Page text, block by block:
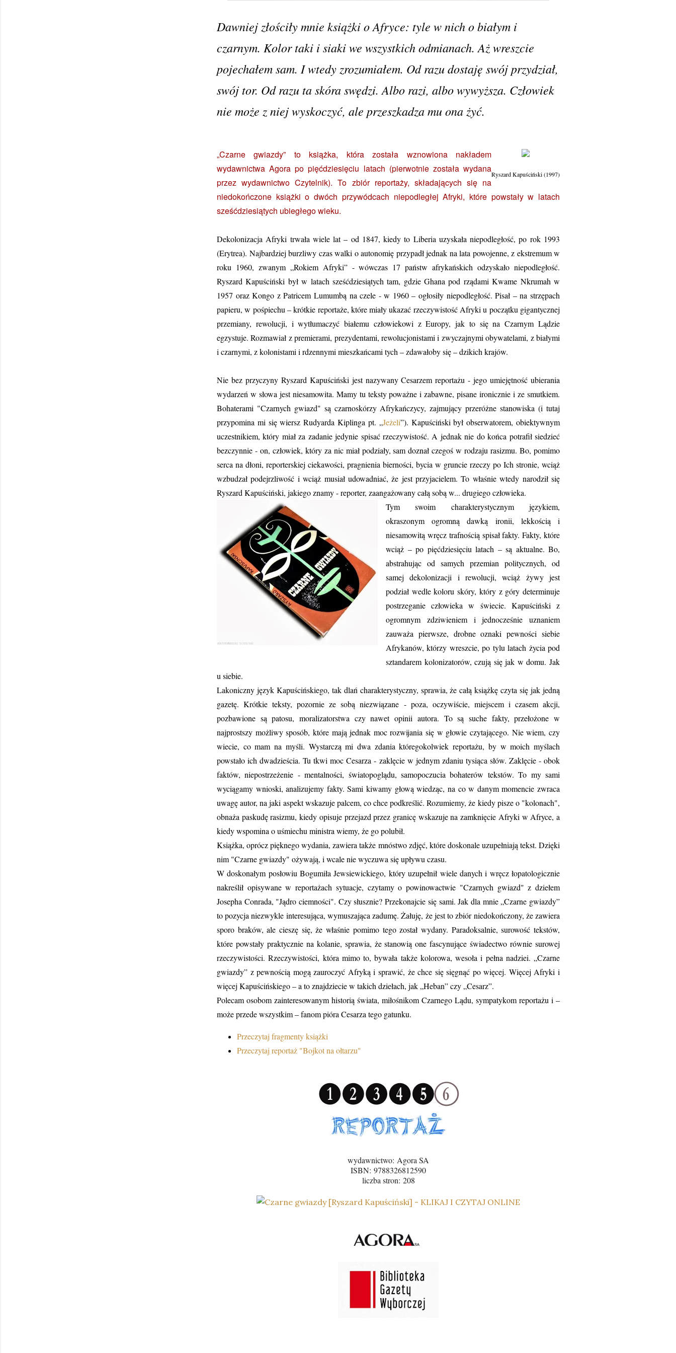
Dawniej złościły mnie książki o Afryce: tyle w nich o białym i
czarnym. Kolor taki i siaki we wszystkich odmianach. Aż wreszcie
pojechałem sam. I wtedy zrozumiałem. Od razu dostaję swój przydział,
swój tor. Od razu ta skóra swędzi. Albo razi, albo wywyższa. Człowiek
nie może z niej wyskoczyć, ale przeszkadza mu ona żyć.
Ryszard Kapuściński (1997)
„Czarne gwiazdy” to książka, która została wznowiona nakładem
wydawnictwa Agora po pięćdziesięciu latach (pierwotnie została wydana
przez wydawnictwo Czytelnik). To zbiór reportaży, składających się na
niedokończone książki o dwóch przywódcach niepodległej Afryki, które powstały w latach
sześćdziesiątych ubiegłego wieku.
Dekolonizacja Afryki trwała wiele lat – od 1847, kiedy to Liberia uzyskała niepodległość, po rok 1993
(Erytrea). Najbardziej burzliwy czas walki o autonomię przypadł jednak na lata powojenne, z ekstremum w
roku 1960, zwanym „Rokiem Afryki” - wówczas 17 państw afrykańskich odzyskało niepodległość.
Ryszard Kapuściński był w latach sześćdziesiątych tam, gdzie Ghana pod rządami Kwame Nkrumah w
1957 oraz Kongo z Patricem Lumumbą na czele - w 1960 – ogłosiły niepodległość. Pisał – na strzępach
papieru, w pośpiechu – krótkie reportaże, które miały ukazać rzeczywistość Afryki u początku gigantycznej
przemiany, rewolucji, i wytłumaczyć białemu człowiekowi z Europy, jak to się na Czarnym Lądzie
egzystuje. Rozmawiał z premierami, prezydentami, rewolucjonistami i zwyczajnymi obywatelami, z białymi
i czarnymi, z kolonistami i rdzennymi mieszkańcami tych – zdawałoby się – dzikich krajów.
Nie bez przyczyny Ryszard Kapuściński jest nazywany Cesarzem reportażu - jego umiejętność ubierania
wydarzeń w słowa jest niesamowita. Mamy tu teksty poważne i zabawne, pisane ironicznie i ze smutkiem.
Bohaterami "Czarnych gwiazd" są czarnoskórzy Afrykańczycy, zajmujący przeróżne stanowiska (i tutaj
przypomina mi się wiersz Rudyarda Kiplinga pt. „Jeżeli”). Kapuściński był obserwatorem, obiektywnym
uczestnikiem, który miał za zadanie jedynie spisać rzeczywistość. A jednak nie do końca potrafił siedzieć
bezczynnie - on, człowiek, który za nic miał podziały, sam doznał czegoś w rodzaju rasizmu. Bo, pomimo
serca na dłoni, reporterskiej ciekawości, pragnienia bierności, bycia w gruncie rzeczy po Ich stronie, wciąż
wzbudzał podejrzliwość i wciąż musiał udowadniać, że jest przyjacielem. To właśnie wtedy narodził się
Ryszard Kapuściński, jakiego znamy - reporter, zaangażowany całą sobą w... drugiego człowieka.
Tym swoim charakterystycznym językiem,
okraszonym ogromną dawką ironii, lekkością i
niesamowitą wręcz trafnością spisał fakty. Fakty, które
wciąż – po pięćdziesięciu latach – są aktualne. Bo,
abstrahując od samych przemian politycznych, od
samej dekolonizacji i rewolucji, wciąż żywy jest
podział wedle koloru skóry, który z góry determinuje
postrzeganie człowieka w świecie. Kapuściński z
ogromnym zdziwieniem i jednocześnie uznaniem
zauważa pierwsze, drobne oznaki pewności siebie
Afrykanów, którzy wreszcie, po tylu latach życia pod
sztandarem kolonizatorów, czują się jak w domu. Jak
u siebie.
Lakoniczny język Kapuścińskiego, tak dlań charakterystyczny, sprawia, że całą książkę czyta się jak jedną
gazetę. Krótkie teksty, pozornie ze sobą niezwiązane - poza, oczywiście, miejscem i czasem akcji,
pozbawione są patosu, moralizatorstwa czy nawet opinii autora. To są suche fakty, przełożone w
najprostszy możliwy sposób, które mają jednak moc rozwijania się w głowie czytającego. Nie wiem, czy
wiecie, co mam na myśli. Wystarczą mi dwa zdania któregokolwiek reportażu, by w moich myślach
powstało ich dwadzieścia. Tu tkwi moc Cesarza - zaklęcie w jednym zdaniu tysiąca słów. Zaklęcie - obok
faktów, niepostrzeżenie - mentalności, światopoglądu, samopoczucia bohaterów tekstów. To my sami
wyciągamy wnioski, analizujemy fakty. Sami kiwamy głową wiedząc, na co w danym momencie zwraca
uwagę autor, na jaki aspekt wskazuje palcem, co chce podkreślić. Rozumiemy, że kiedy pisze o "kolonach",
obnaża paskudę rasizmu, kiedy opisuje przejazd przez granicę wskazuje na zamknięcie Afryki w Afryce, a
kiedy wspomina o uśmiechu ministra wiemy, że go polubił.
Książka, oprócz pięknego wydania, zawiera także mnóstwo zdjęć, które doskonale uzupełniają tekst. Dzięki
nim "Czarne gwiazdy" ożywają, i wcale nie wyczuwa się upływu czasu.
W doskonałym posłowiu Bogumiła Jewsiewickiego, który uzupełnił wiele danych i wręcz łopatologicznie
nakreślił opisywane w reportażach sytuacje, czytamy o powinowactwie "Czarnych gwiazd" z dziełem
Josepha Conrada, "Jądro ciemności". Czy słusznie? Przekonajcie się sami. Jak dla mnie „Czarne gwiazdy”
to pozycja niezwykle interesująca, wymuszająca zadumę. Żałuję, że jest to zbiór niedokończony, że zawiera
sporo braków, ale cieszę się, że właśnie pomimo tego został wydany. Paradoksalnie, surowość tekstów,
które powstały praktycznie na kolanie, sprawia, że stanowią one fascynujące świadectwo równie surowej
rzeczywistości. Rzeczywistości, która mimo to, bywała także kolorowa, wesoła i pełna nadziei. „Czarne
gwiazdy” z pewnością mogą zauroczyć Afryką i sprawić, że chce się sięgnąć po więcej. Więcej Afryki i
więcej Kapuścińskiego – a to znajdziecie w takich dziełach, jak „Heban” czy „Cesarz”.
Polecam osobom zainteresowanym historią świata, miłośnikom Czarnego Lądu, sympatykom reportażu i –
może przede wszystkim – fanom pióra Cesarza tego gatunku.
Przeczytaj fragmenty książki
Przeczytaj reportaż "Bojkot na ołtarzu"
wydawnictwo: Agora SA
ISBN: 9788326812590
liczba stron: 208